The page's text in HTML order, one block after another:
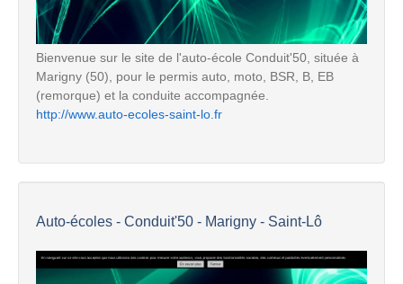
Bienvenue sur le site de l'auto-école Conduit'50, située à
Marigny (50), pour le permis auto, moto, BSR, B, EB
(remorque) et la conduite accompagnée.
http://www.auto-ecoles-saint-lo.fr
Auto-écoles - Conduit'50 - Marigny - Saint-Lô